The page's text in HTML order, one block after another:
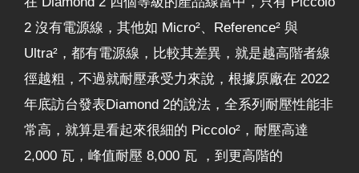
2 沒有電源線，其他如 Micro²、Reference² 與
Ultra²，都有電源線，比較其差異，就是越高階者線
徑越粗，不過就耐壓承受力來說，根據原廠在 2022
年底訪台發表Diamond 2的說法，全系列耐壓性能非
常高，就算是看起來很細的 Piccolo²，耐壓高達
2,000 瓦，峰值耐壓 8,000 瓦 ，到更高階的